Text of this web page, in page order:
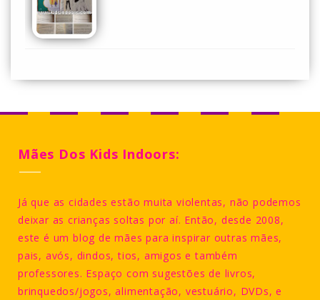
Mães Dos Kids Indoors:
Já que as cidades estão muita violentas, não podemos
deixar as crianças soltas por aí. Então, desde 2008,
este é um blog de mães para inspirar outras mães,
pais, avós, dindos, tios, amigos e também
professores. Espaço com sugestões de livros,
brinquedos/jogos, alimentação, vestuário, DVDs, e